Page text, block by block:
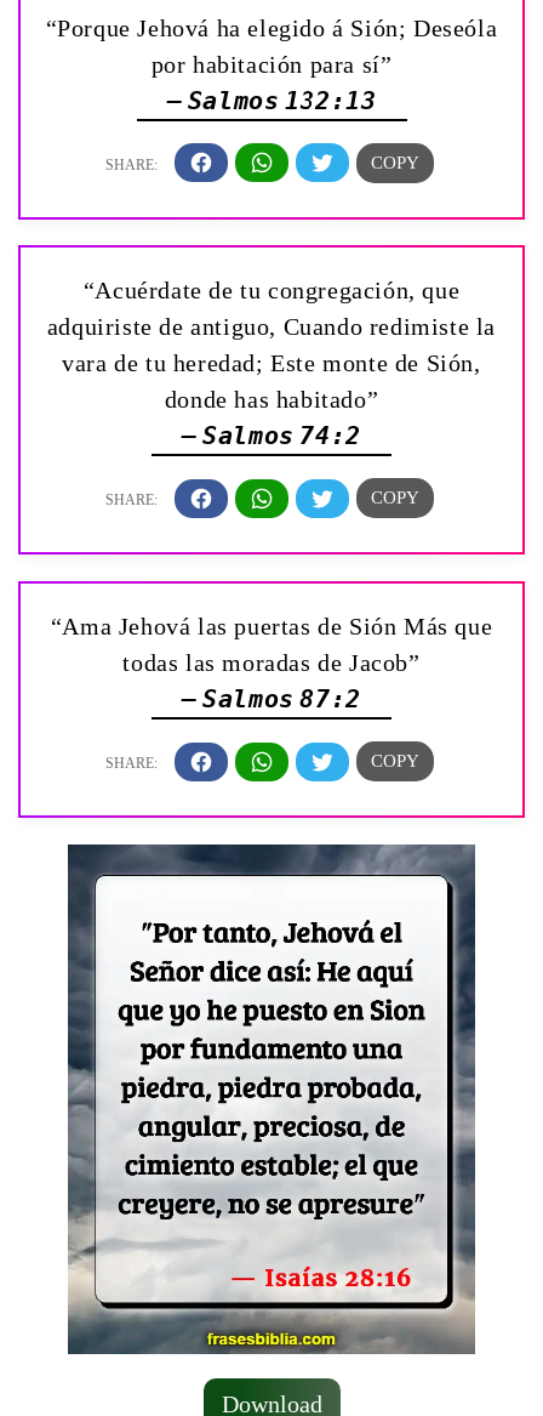
“Porque Jehová ha elegido á Sión; Deseóla
por habitación para sí”
— Salmos 132:13
“Acuérdate de tu congregación, que
adquiriste de antiguo, Cuando redimiste la
vara de tu heredad; Este monte de Sión,
donde has habitado”
— Salmos 74:2
“Ama Jehová las puertas de Sión Más que
todas las moradas de Jacob”
— Salmos 87:2
Download